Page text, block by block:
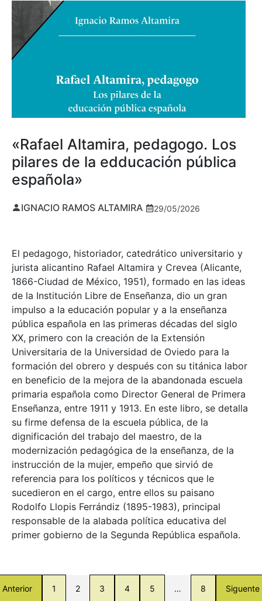
«Rafael Altamira, pedagogo. Los
pilares de la edducación pública
española»
IGNACIO RAMOS ALTAMIRA 29/05/2026
El pedagogo, historiador, catedrático universitario y
jurista alicantino Rafael Altamira y Crevea (Alicante,
1866-Ciudad de México, 1951), formado en las ideas
de la Institución Libre de Enseñanza, dio un gran
impulso a la educación popular y a la enseñanza
pública española en las primeras décadas del siglo
XX, primero con la creación de la Extensión
Universitaria de la Universidad de Oviedo para la
formación del obrero y después con su titánica labor
en beneficio de la mejora de la abandonada escuela
primaria española como Director General de Primera
Enseñanza, entre 1911 y 1913. En este libro, se detalla
su firme defensa de la escuela pública, de la
dignificación del trabajo del maestro, de la
modernización pedagógica de la enseñanza, de la
instrucción de la mujer, empeño que sirvió de
referencia para los políticos y técnicos que le
sucedieron en el cargo, entre ellos su paisano
Rodolfo Llopis Ferrándiz (1895-1983), principal
responsable de la alabada política educativa del
primer gobierno de la Segunda República española.
Anterior 1 2 3 4 5 … 8 Siguente